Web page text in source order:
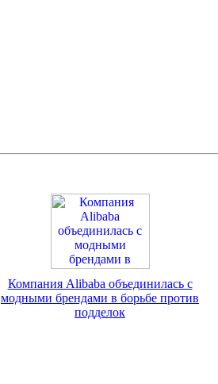
Компания Alibaba объединилась с
модными брендами в борьбе против
подделок